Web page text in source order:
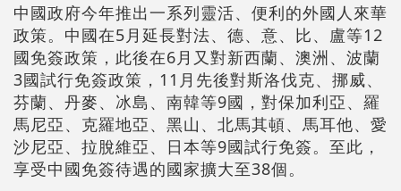
中國政府今年推出一系列靈活、便利的外國人來華
政策。中國在5月延長對法、德、意、比、盧等12
國免簽政策，此後在6月又對新西蘭、澳洲、波蘭
3國試行免簽政策，11月先後對斯洛伐克、挪威、
芬蘭、丹麥、冰島、南韓等9國，對保加利亞、羅
馬尼亞、克羅地亞、黑山、北馬其頓、馬耳他、愛
沙尼亞、拉脫維亞、日本等9國試行免簽。至此，
享受中國免簽待遇的國家擴大至38個。